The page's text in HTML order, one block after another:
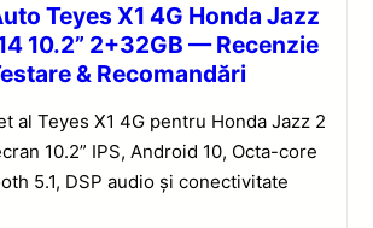
Teyes X1 4G Honda Jazz
10.2” 2+32GB — Recenzie
& Recomandări
al Teyes X1 4G pentru Honda Jazz 2
10.2” IPS, Android 10, Octa-core
5.1, DSP audio și conectivitate